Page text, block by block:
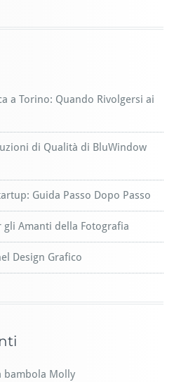
a Torino: Quando Rivolgersi ai
di Qualità di BluWindow
Guida Passo Dopo Passo
gli Amanti della Fotografia
Design Grafico
bambola Molly